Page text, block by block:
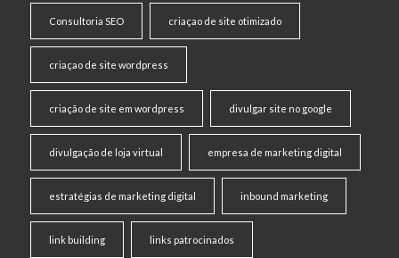
Consultoria SEO criaçao de site otimizado
criaçao de site wordpress
criação de site em wordpress divulgar site no google
divulgação de loja virtual empresa de marketing digital
estratégias de marketing digital inbound marketing
link building links patrocinados